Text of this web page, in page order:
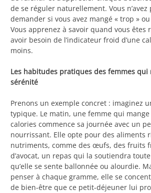
de se réguler naturellement. Vous n’avez
demander si vous avez mangé « trop » ou
Vous apprenez à savoir quand vous êtes
avoir besoin de l’indicateur froid d’une
moins.
Les habitudes pratiques des femmes qui
sérénité
Prenons un exemple concret : imaginez
typique. Le matin, une femme qui
calories commence sa journée avec un
nourrissant. Elle opte pour des aliments
nutriments, comme des œufs, des fruits
d’avocat, un repas qui la soutiendra
qu’elle se sente ballonnée ou alourdie.
penser à chaque gramme, elle se
de bien-être que ce petit-déjeuner lui